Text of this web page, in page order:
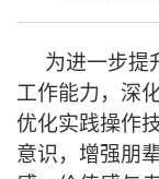
为进一步提
工作能力，深
优化实践操作
意识，增强朋